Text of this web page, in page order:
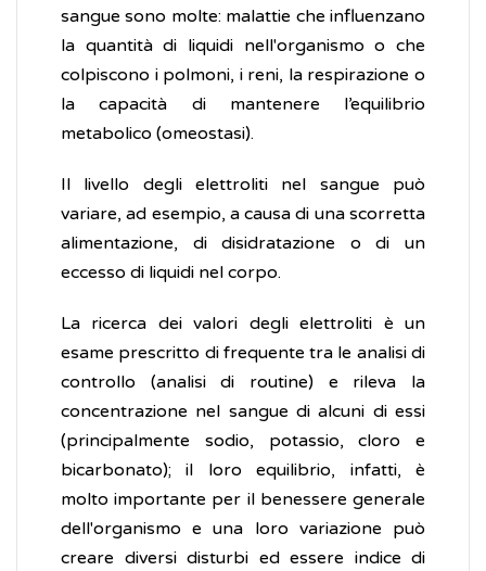
sangue sono molte: malattie che influenzano
la quantità di liquidi nell'organismo o che
colpiscono i polmoni, i reni, la respirazione o
la capacità di mantenere l’equilibrio
metabolico (omeostasi).
Il livello degli elettroliti nel sangue può
variare, ad esempio, a causa di una scorretta
alimentazione, di disidratazione o di un
eccesso di liquidi nel corpo.
La ricerca dei valori degli elettroliti è un
esame prescritto di frequente tra le analisi di
controllo (analisi di routine) e rileva la
concentrazione nel sangue di alcuni di essi
(principalmente sodio, potassio, cloro e
bicarbonato); il loro equilibrio, infatti, è
molto importante per il benessere generale
dell'organismo e una loro variazione può
creare diversi disturbi ed essere indice di